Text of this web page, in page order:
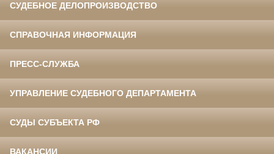
СУДЕБНОЕ ДЕЛОПРОИЗВОДСТВО
СПРАВОЧНАЯ ИНФОРМАЦИЯ
ПРЕСС-СЛУЖБА
УПРАВЛЕНИЕ СУДЕБНОГО ДЕПАРТАМЕНТА
СУДЫ СУБЪЕКТА РФ
ВАКАНСИИ